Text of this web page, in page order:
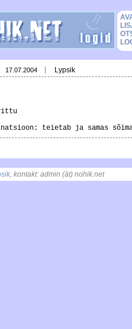
17.07.2004
Lypsik
teietab ja samas
, kontakt: admin (ät) nohik.net, t =